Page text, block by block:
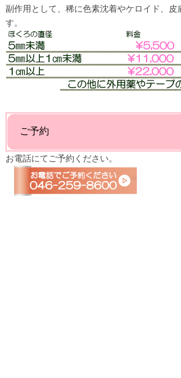
副作用として、稀に色素沈着やケロイド、
す。
ご予約
お電話にてご予約ください。